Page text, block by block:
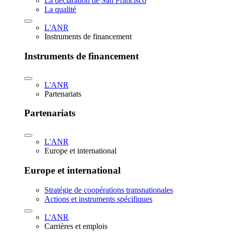
La qualité
L'ANR
Instruments de financement
Instruments de financement
L'ANR
Partenariats
Partenariats
L'ANR
Europe et international
Europe et international
Stratégie de coopérations transnationales
Actions et instruments spécifiques
L'ANR
Carrières et emplois